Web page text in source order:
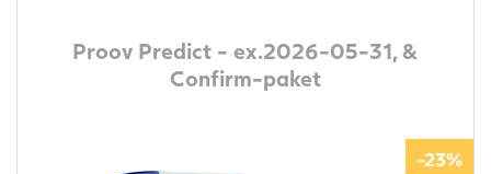
Proov Predict - ex.2026-05-31, &
Confirm-paket
-23%